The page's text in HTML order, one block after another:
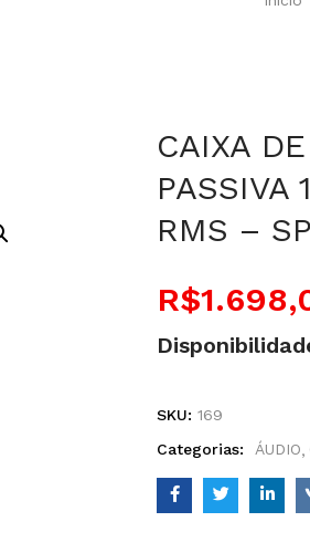
CAIXA
PASSIVA
RMS –
R$
SKU: 169
Categorias:
ÁUDIO